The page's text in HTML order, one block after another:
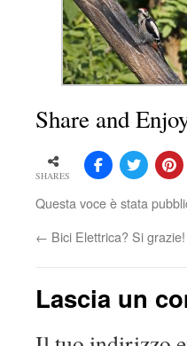
Share and
SHARES
Questa voce è stata
← Bici Elettrica? Si grazie!
Lascia un